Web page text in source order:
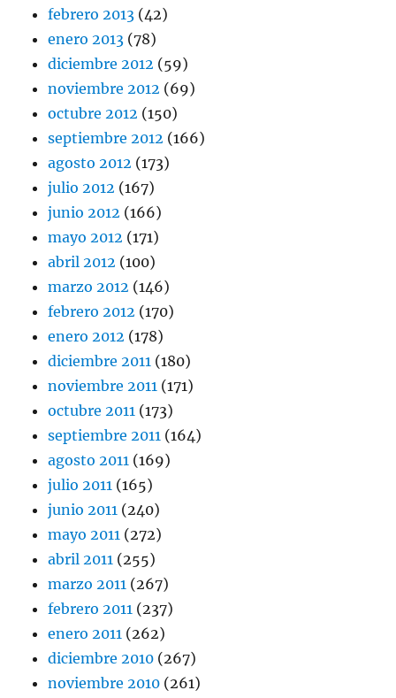
febrero 2013 (42)
enero 2013 (78)
diciembre 2012 (59)
noviembre 2012 (69)
octubre 2012 (150)
septiembre 2012 (166)
agosto 2012 (173)
julio 2012 (167)
junio 2012 (166)
mayo 2012 (171)
abril 2012 (100)
marzo 2012 (146)
febrero 2012 (170)
enero 2012 (178)
diciembre 2011 (180)
noviembre 2011 (171)
octubre 2011 (173)
septiembre 2011 (164)
agosto 2011 (169)
julio 2011 (165)
junio 2011 (240)
mayo 2011 (272)
abril 2011 (255)
marzo 2011 (267)
febrero 2011 (237)
enero 2011 (262)
diciembre 2010 (267)
noviembre 2010 (261)